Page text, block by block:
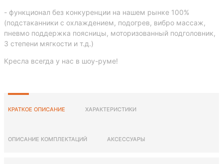
- функционал без конкуренции на нашем рынке 100%
(подстаканники с охлаждением, подогрев, вибро массаж,
пневмо поддержка поясницы, моторизованный подголовник,
3 степени мягкости и т.д.)
Кресла всегда у нас в шоу-руме!
КРАТКОЕ ОПИСАНИЕ ХАРАКТЕРИСТИКИ
ОПИСАНИЕ КОМПЛЕКТАЦИЙ АКСЕССУАРЫ